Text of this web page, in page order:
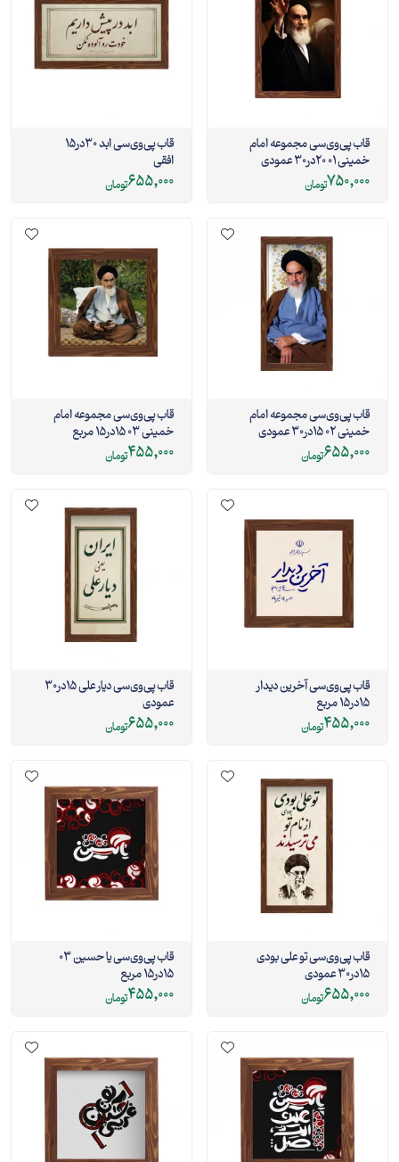
قاب پی‌وی‌سی مجموعه امام
خمینی 01 20در30 عمودی
750,000تومان
قاب پی‌وی‌سی ابد 30در15
افقی
655,000تومان
قاب پی‌وی‌سی مجموعه امام
خمینی 02 15در30 عمودی
655,000تومان
قاب پی‌وی‌سی مجموعه امام
خمینی 03 15در15 مربع
455,000تومان
قاب پی‌وی‌سی آخرین دیدار
15در15 مربع
455,000تومان
قاب پی‌وی‌سی دیار علی 15در30
عمودی
655,000تومان
قاب پی‌وی‌سی تو علی بودی
15در30 عمودی
655,000تومان
قاب پی‌وی‌سی یا حسین 03
15در15 مربع
455,000تومان